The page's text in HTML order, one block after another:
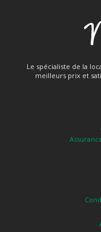
Le spécialiste de la
meilleurs prix et